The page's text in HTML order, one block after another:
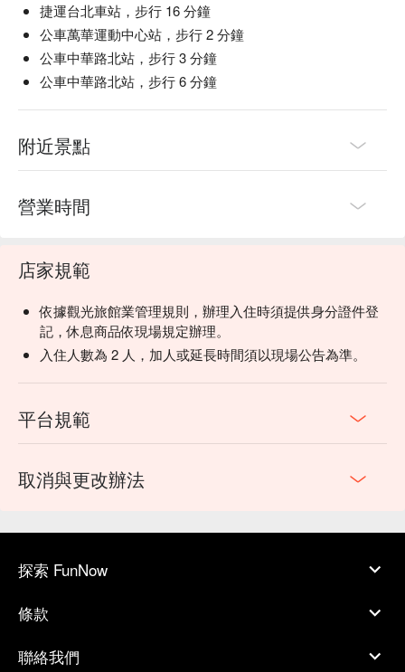
捷運台北車站，步行 16 分鐘
公車萬華運動中心站，步行 2 分鐘
公車中華路北站，步行 3 分鐘
公車中華路北站，步行 6 分鐘
附近景點
營業時間
店家規範
依據觀光旅館業管理規則，辦理入住時須提供身分證件登
記，休息商品依現場規定辦理。
入住人數為 2 人，加人或延長時間須以現場公告為準。
平台規範
取消與更改辦法
探索 FunNow
條款
聯絡我們